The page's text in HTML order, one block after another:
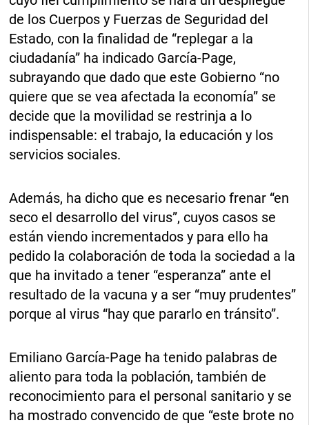
de los Cuerpos y Fuerzas de Seguridad del
Estado, con la finalidad de “replegar a la
ciudadanía” ha indicado García-Page,
subrayando que dado que este Gobierno “no
quiere que se vea afectada la economía” se
decide que la movilidad se restrinja a lo
indispensable: el trabajo, la educación y los
servicios sociales.
Además, ha dicho que es necesario frenar “en
seco el desarrollo del virus”, cuyos casos se
están viendo incrementados y para ello ha
pedido la colaboración de toda la sociedad a la
que ha invitado a tener “esperanza” ante el
resultado de la vacuna y a ser “muy prudentes”
porque al virus “hay que pararlo en tránsito”.
Emiliano García-Page ha tenido palabras de
aliento para toda la población, también de
reconocimiento para el personal sanitario y se
ha mostrado convencido de que “este brote no